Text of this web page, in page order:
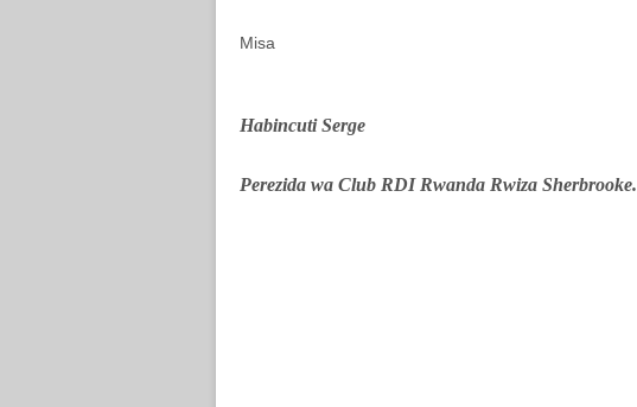
Misa
Habincuti Serge
Perezida wa Club RDI Rwanda Rwiza Sherbrooke.